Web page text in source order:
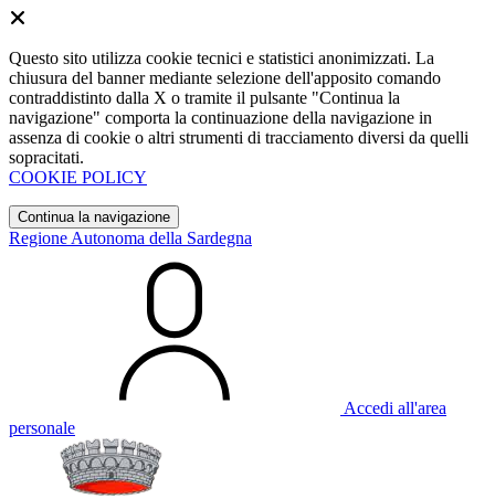
Questo sito utilizza cookie tecnici e statistici anonimizzati. La
chiusura del banner mediante selezione dell'apposito comando
contraddistinto dalla X o tramite il pulsante "Continua la
navigazione" comporta la continuazione della navigazione in
assenza di cookie o altri strumenti di tracciamento diversi da quelli
sopracitati.
COOKIE POLICY
Continua la navigazione
Regione Autonoma della Sardegna
Accedi all'area
personale